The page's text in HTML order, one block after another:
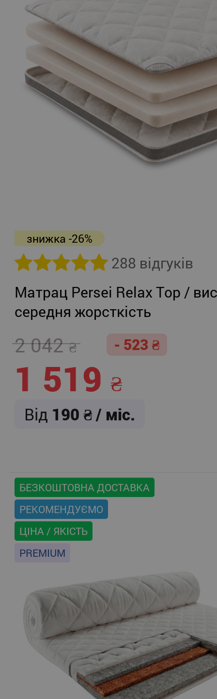
знижка -26%
288 відгуків
Матрац Persei Relax Top /
середня жорсткість
2 042 - 523
1 519
Від 190 / міс.
БЕЗКОШТОВНА ДОСТАВКА
РЕКОМЕНДУЄМО
ЦІНА / ЯКІСТЬ
PREMIUM